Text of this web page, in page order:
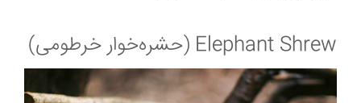
Elephant Shrew (حشره‌خوار خرطومی)